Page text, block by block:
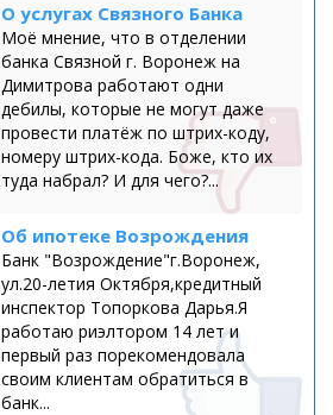
О услугах Связного Банка
Моё мнение, что в отделении
банка Связной г. Воронеж на
Димитрова работают одни
дебилы, которые не могут даже
провести платёж по штрих-коду,
номеру штрих-кода. Боже, кто их
туда набрал? И для чего?...
Об ипотеке Возрождения
Банк "Возрождение"г.Воронеж,
ул.20-летия Октября,кредитный
инспектор Топоркова Дарья.Я
работаю риэлтором 14 лет и
первый раз порекомендовала
своим клиентам обратиться в
банк...